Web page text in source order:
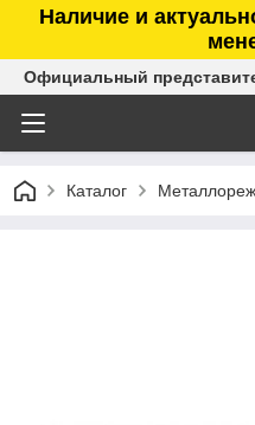
Наличие и
Официальный
Каталог